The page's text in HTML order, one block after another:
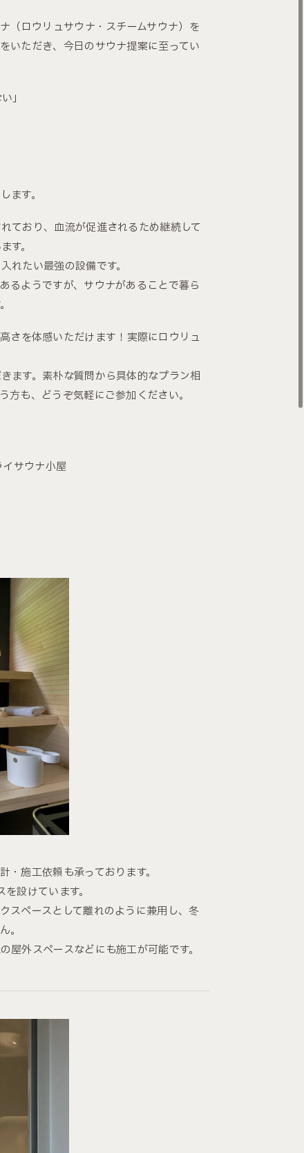
（ロウリュサウナ・スチームサウナ）を
いただき、今日のサウナ提案に至ってい
」
ます。
ており、血流が促進されるため継続して
す。
れたい最強の設備です。
るようですが、サウナがあることで暮ら
さを体感いただけます！実際にロウリュ
ます。素朴な質問から具体的なプラン相
も、どうぞ気軽にご参加ください。
サウナ小屋
施工依頼も承っております。
設けています。
スペースとして離れのように兼用し、冬
。
外スペースなどにも施工が可能です。